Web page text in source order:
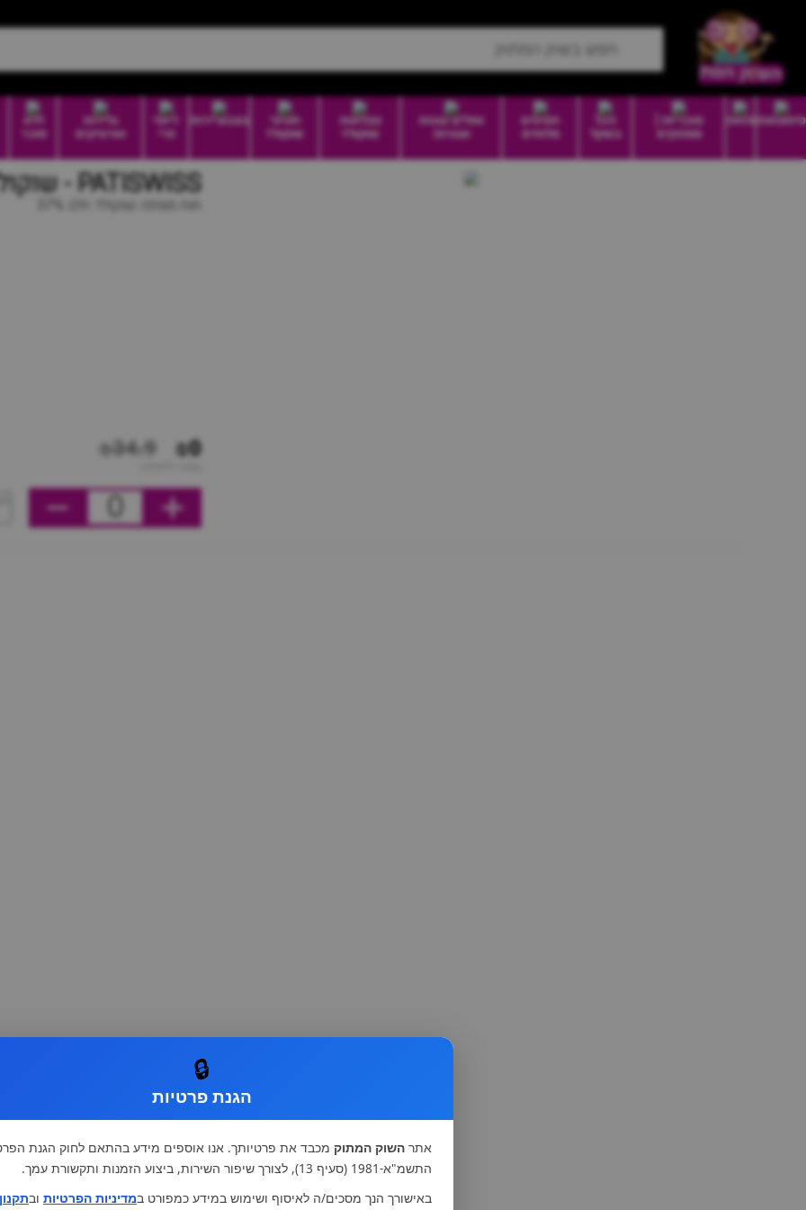
סיטונאותמזווה
סוכריות |
ממתקים
הכל
בשקל
חטיפים
מלוחים
וופלים עוגות
ועוגיות
טבלאות
שוקולד
חטיפי
שוקולד
בונבוניירות
דיוטי
פרי
גלידות
וארטיקים
ללא
סוכר
PATISWISS - שוקולד חלב תות
תות מצופה שוקולד חלב 37%
₪0
₪34.9
0
🔒
הגנת פרטיות
אתר השוק המתוק מכבד את פרטיותך. אנו אוספים מידע בהתאם לחוק הגנת
התשמ"א-1981 (סעיף 13), לצורך שיפור השירות, ביצוע הזמנות ותקשורת עמך.
באישורך הנך מסכים/ה לאיסוף ושימוש במידע כמפורט במדיניות הפרטיות ובתקנון